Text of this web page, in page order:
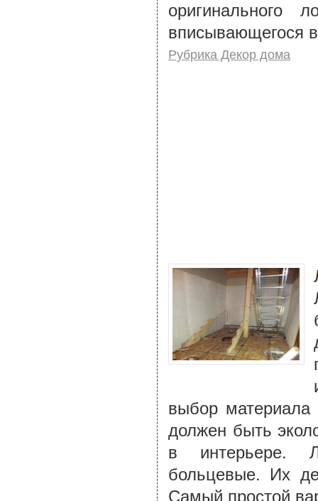
оригинального
вписывающегося
Рубрика Декор дома
выбор материала
должен быть
в интерьере.
больцевые. Их
Самый простой